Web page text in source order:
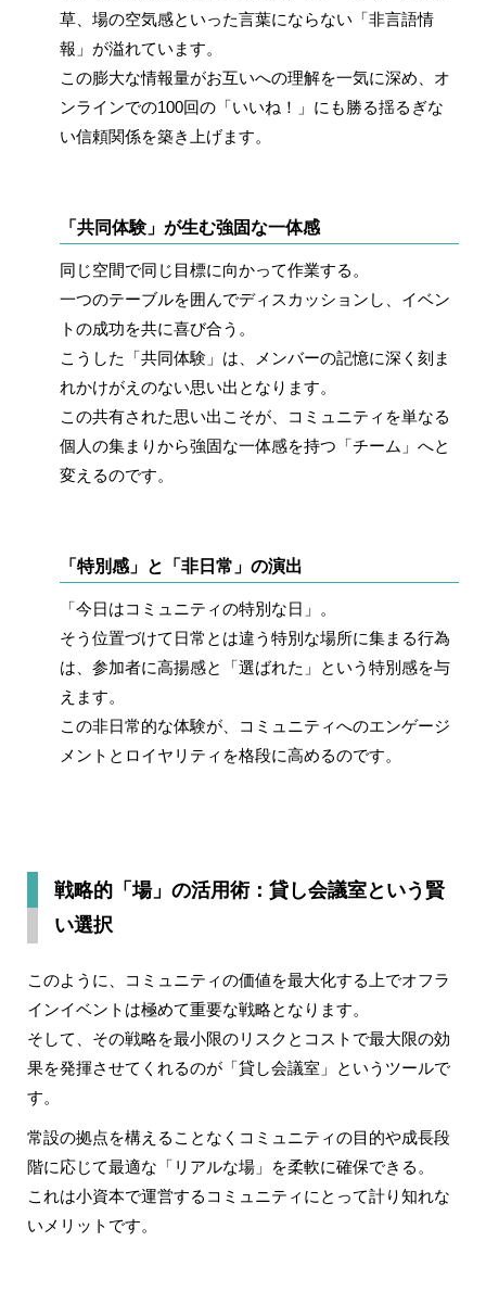
草、場の空気感といった言葉にならない「非言語情
報」が溢れています。
この膨大な情報量がお互いへの理解を一気に深め、オ
ンラインでの100回の「いいね！」にも勝る揺るぎな
い信頼関係を築き上げます。
「共同体験」が生む強固な一体感
同じ空間で同じ目標に向かって作業する。
一つのテーブルを囲んでディスカッションし、イベン
トの成功を共に喜び合う。
こうした「共同体験」は、メンバーの記憶に深く刻ま
れかけがえのない思い出となります。
この共有された思い出こそが、コミュニティを単なる
個人の集まりから強固な一体感を持つ「チーム」へと
変えるのです。
「特別感」と「非日常」の演出
「今日はコミュニティの特別な日」。
そう位置づけて日常とは違う特別な場所に集まる行為
は、参加者に高揚感と「選ばれた」という特別感を与
えます。
この非日常的な体験が、コミュニティへのエンゲージ
メントとロイヤリティを格段に高めるのです。
戦略的「場」の活用術：貸し会議室という賢
い選択
このように、コミュニティの価値を最大化する上でオフラ
インイベントは極めて重要な戦略となります。
そして、その戦略を最小限のリスクとコストで最大限の効
果を発揮させてくれるのが「貸し会議室」というツールで
す。
常設の拠点を構えることなくコミュニティの目的や成長段
階に応じて最適な「リアルな場」を柔軟に確保できる。
これは小資本で運営するコミュニティにとって計り知れな
いメリットです。